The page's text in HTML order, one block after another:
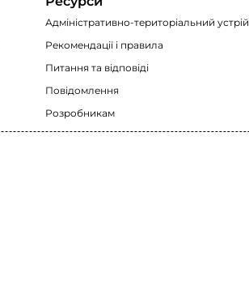
Адміністративно-територіальний устрій
Рекомендації i правила
Питання та відповіді
Повідомлення
Розробникам